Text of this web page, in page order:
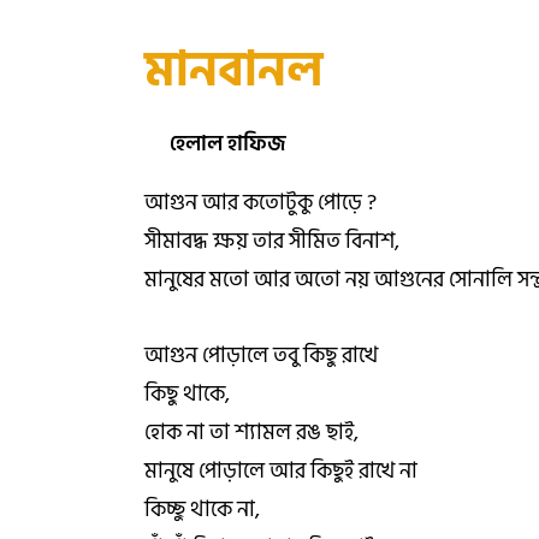
মানবানল
হেলাল হাফিজ
আগুন আর কতোটুকু পোড়ে ?
সীমাবদ্ধ ক্ষয় তার সীমিত বিনাশ,
মানুষের মতো আর অতো নয় আগুনের সোনালি
আগুন পোড়ালে তবু কিছু রাখে
কিছু থাকে,
হোক না তা শ্যামল রঙ ছাই,
মানুষে পোড়ালে আর কিছুই রাখে না
কিচ্ছু থাকে না,